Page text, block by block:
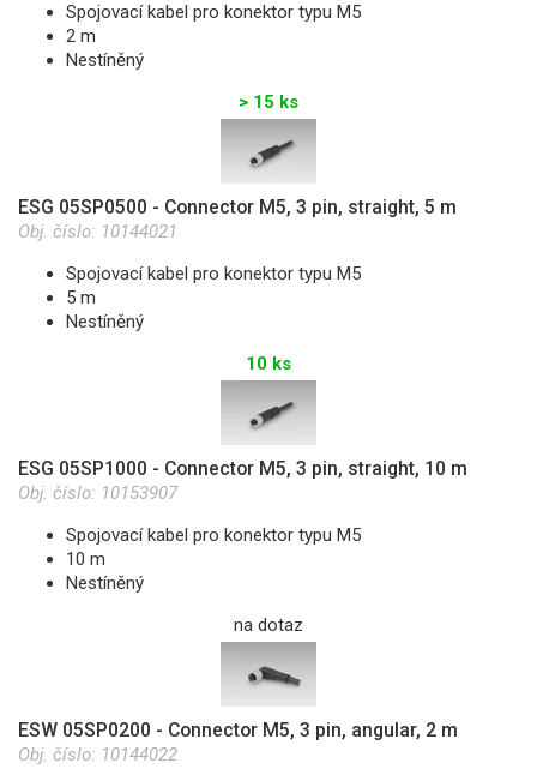
Spojovací kabel pro konektor typu M5
2 m
Nestíněný
> 15 ks
ESG 05SP0500 - Connector M5, 3 pin, straight, 5 m
Obj. číslo: 10144021
Spojovací kabel pro konektor typu M5
5 m
Nestíněný
10 ks
ESG 05SP1000 - Connector M5, 3 pin, straight, 10 m
Obj. číslo: 10153907
Spojovací kabel pro konektor typu M5
10 m
Nestíněný
na dotaz
ESW 05SP0200 - Connector M5, 3 pin, angular, 2 m
Obj. číslo: 10144022